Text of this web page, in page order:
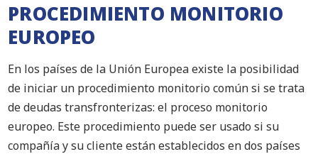
PROCEDIMIENTO MONITORIO
EUROPEO
En los países de la Unión Europea existe la posibilidad
de iniciar un procedimiento monitorio común si se trata
de deudas transfronterizas: el proceso monitorio
europeo. Este procedimiento puede ser usado si su
compañía y su cliente están establecidos en dos países